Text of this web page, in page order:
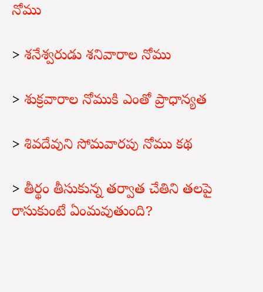
నోము
> శనేశ్వరుడు శనివారాల నోము
> శుక్రవారాల నోముకి ఎంతో ప్రాధాన్యత
> శివదేవుని సోమవారపు నోము కథ
> తీర్థం తీసుకున్న తర్వాత చేతిని తలపై
రాసుకుంటే ఏంమవుతుంది?